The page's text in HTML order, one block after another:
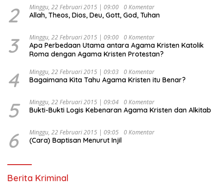
2 Minggu, 22 Februari 2015 | 09:00 0 Komentar
Allah, Theos, Dios, Deu, Gott, God, Tuhan
3 Minggu, 22 Februari 2015 | 09:00 0 Komentar
Apa Perbedaan Utama antara Agama Kristen Katolik
Roma dengan Agama Kristen Protestan?
4 Minggu, 22 Februari 2015 | 09:03 0 Komentar
Bagaimana Kita Tahu Agama Kristen itu Benar?
5 Minggu, 22 Februari 2015 | 09:04 0 Komentar
Bukti-Bukti Logis Kebenaran Agama Kristen dan Alkitab
6 Minggu, 22 Februari 2015 | 09:05 0 Komentar
(Cara) Baptisan Menurut Injil
Berita Kriminal